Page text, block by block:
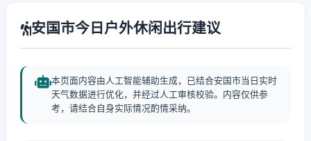
安国市今日户外休闲出行建议
本页面内容由人工智能辅助生成，已结合安国市当日实时
天气数据进行优化，并经过人工审核校验。内容仅供参
考，请结合自身实际情况酌情采纳。